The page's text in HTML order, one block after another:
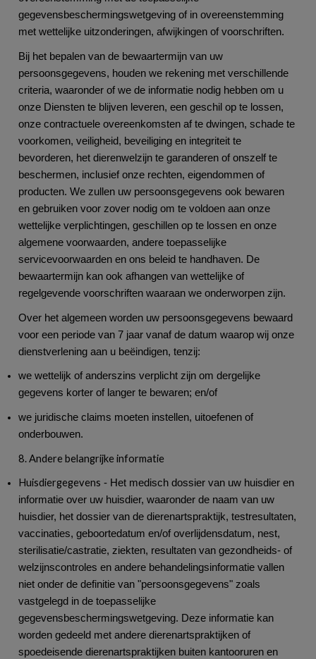
gegevensbeschermingswetgeving of in overeenstemming
met wettelijke uitzonderingen, afwijkingen of voorschriften.
Bij het bepalen van de bewaartermijn van uw
persoonsgegevens, houden we rekening met verschillende
criteria, waaronder of we de informatie nodig hebben om u
onze Diensten te blijven leveren, een geschil op te lossen,
onze contractuele overeenkomsten af te dwingen, schade te
voorkomen, veiligheid, beveiliging en integriteit te
bevorderen, het dierenwelzijn te garanderen of onszelf te
beschermen, inclusief onze rechten, eigendommen of
producten. We zullen uw persoonsgegevens ook bewaren
en gebruiken voor zover nodig om te voldoen aan onze
wettelijke verplichtingen, geschillen op te lossen en onze
algemene voorwaarden, andere toepasselijke
servicevoorwaarden en ons beleid te handhaven. De
bewaartermijn kan ook afhangen van wettelijke of
regelgevende voorschriften waaraan we onderworpen zijn.
Over het algemeen worden uw persoonsgegevens bewaard
voor een periode van 7 jaar vanaf de datum waarop wij onze
dienstverlening aan u beëindigen, tenzij:
we wettelijk of anderszins verplicht zijn om dergelijke
gegevens korter of langer te bewaren; en/of
we juridische claims moeten instellen, uitoefenen of
onderbouwen.
8. Andere belangrijke informatie
Huisdiergegevens - Het medisch dossier van uw huisdier en
informatie over uw huisdier, waaronder de naam van uw
huisdier, het dossier van de dierenartspraktijk, testresultaten,
vaccinaties, geboortedatum en/of overlijdensdatum, nest,
sterilisatie/castratie, ziekten, resultaten van gezondheids- of
welzijnscontroles en andere behandelingsinformatie vallen
niet onder de definitie van "persoonsgegevens" zoals
vastgelegd in de toepasselijke
gegevensbeschermingswetgeving. Deze informatie kan
worden gedeeld met andere dierenartspraktijken of
spoedeisende dierenartspraktijken buiten kantooruren en